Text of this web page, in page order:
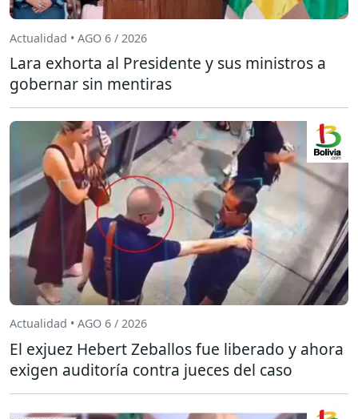
Actualidad • AGO 6 / 2026
Lara exhorta al Presidente y sus ministros a
gobernar sin mentiras
Actualidad • AGO 6 / 2026
El exjuez Hebert Zeballos fue liberado y ahora
exigen auditoría contra jueces del caso